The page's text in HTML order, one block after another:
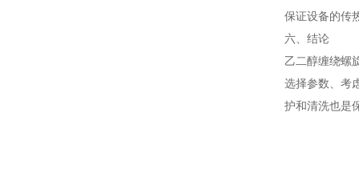
保证设备的传
六、结论
乙二醇缠绕螺
选择参数、考
护和清洗也是